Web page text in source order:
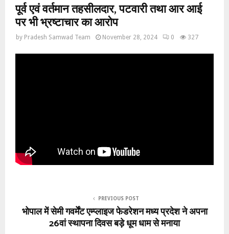
पूर्व एवं वर्तमान तहसीलदार, पटवारी तथा आर आई
पर भी भ्रष्टाचार का आरोप
by Pradesh Samwad Team November 28, 2024 0 327
PREVIOUS POST
भोपाल में सेमी गवर्मेंट एम्प्लाइज फेडरेशन मध्य प्रदेश ने अपना
26वां स्थापना दिवस बड़े धूम धाम से मनाया